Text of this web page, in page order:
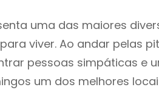
uma das maiores
viver. Ao andar pelas
pessoas simpáticas e
um dos melhores